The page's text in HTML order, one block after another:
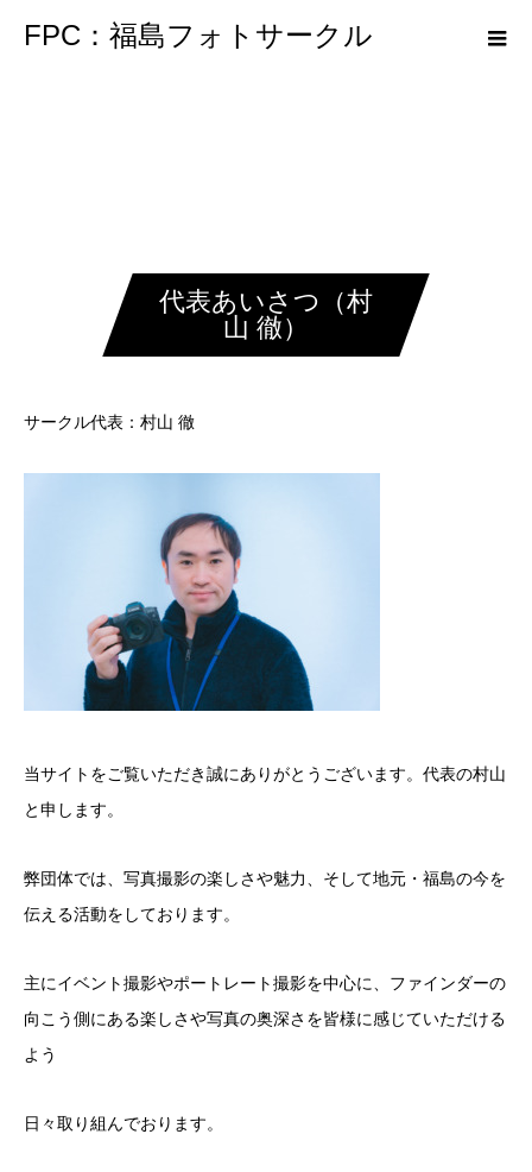
FPC：福島フォトサークル
代表あいさつ（村
山 徹）
サークル代表：村山 徹
当サイトをご覧いただき誠にありがとうございます。代表の村山
と申します。
弊団体では、写真撮影の楽しさや魅力、そして地元・福島の今を
伝える活動をしております。
主にイベント撮影やポートレート撮影を中心に、ファインダーの
向こう側にある楽しさや写真の奥深さを皆様に感じていただける
よう
日々取り組んでおります。